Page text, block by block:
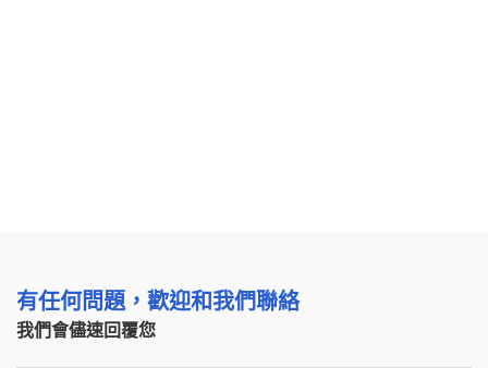
有任何問題，歡迎和我們聯絡
我們會儘速回覆您